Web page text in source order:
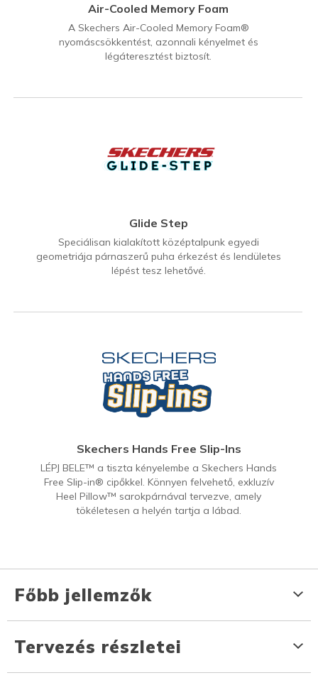
Air-Cooled Memory Foam
A Skechers Air-Cooled Memory Foam®
nyomáscsökkentést, azonnali kényelmet és
légáteresztést biztosít.
Glide Step
Speciálisan kialakított középtalpunk egyedi
geometriája párnaszerű puha érkezést és lendületes
lépést tesz lehetővé.
Skechers Hands Free Slip-Ins
LÉPJ BELE™ a tiszta kényelembe a Skechers Hands
Free Slip-in® cipőkkel. Könnyen felvehető, exkluzív
Heel Pillow™ sarokpárnával tervezve, amely
tökéletesen a helyén tartja a lábad.
Főbb jellemzők
Tervezés részletei